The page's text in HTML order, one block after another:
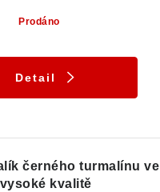
Prodáno
Detail
černého turmalínu ve
vysoké kvalitě